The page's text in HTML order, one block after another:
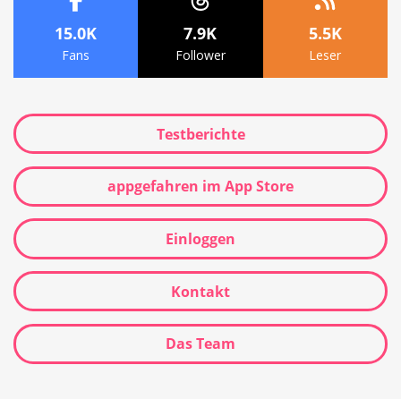
15.0K
Fans
7.9K
Follower
5.5K
Leser
Testberichte
appgefahren im App Store
Einloggen
Kontakt
Das Team